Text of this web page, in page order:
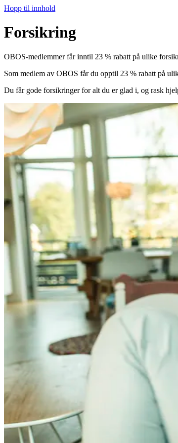
Hopp til innhold
Forsikring
OBOS-medlemmer får inntil 23 % rabatt på ulike
Som medlem av OBOS får du opptil 23 % rabatt på
Du får gode forsikringer for alt du er glad i, og rask